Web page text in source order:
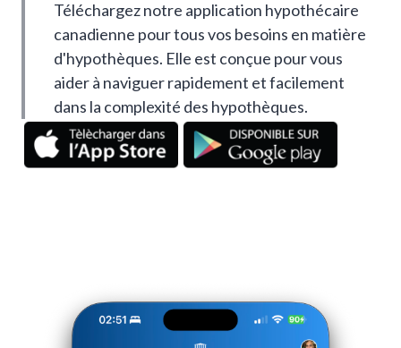
Téléchargez notre application hypothécaire
canadienne pour tous vos besoins en matière
d'hypothèques. Elle est conçue pour vous
aider à naviguer rapidement et facilement
dans la complexité des hypothèques.